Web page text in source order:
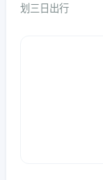
划三日出行